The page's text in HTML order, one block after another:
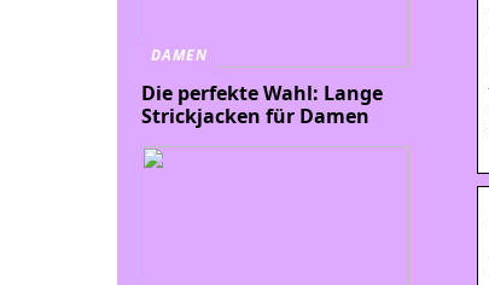
DAMEN
Die perfekte Wahl: Lange
Strickjacken für Damen